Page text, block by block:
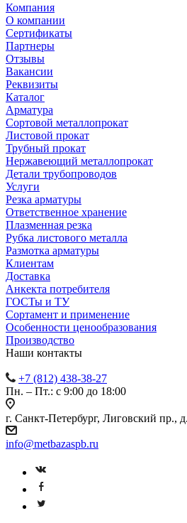
Компания
О компании
Сертификаты
Партнеры
Отзывы
Вакансии
Реквизиты
Каталог
Арматура
Сортовой металлопрокат
Листовой прокат
Трубный прокат
Нержавеющий металлопрокат
Детали трубопроводов
Услуги
Резка арматуры
Ответственное хранение
Плазменная резка
Рубка листового металла
Размотка арматуры
Клиентам
Доставка
Анкекта потребителя
ГОСТы и ТУ
Сортамент и применение
Особенности ценообразования
Производство
Наши контакты
+7 (812) 438-38-27
Пн. – Пт.: с 9:00 до 18:00
г. Санкт-Петербург, Лиговский пр.,
info@metbazaspb.ru